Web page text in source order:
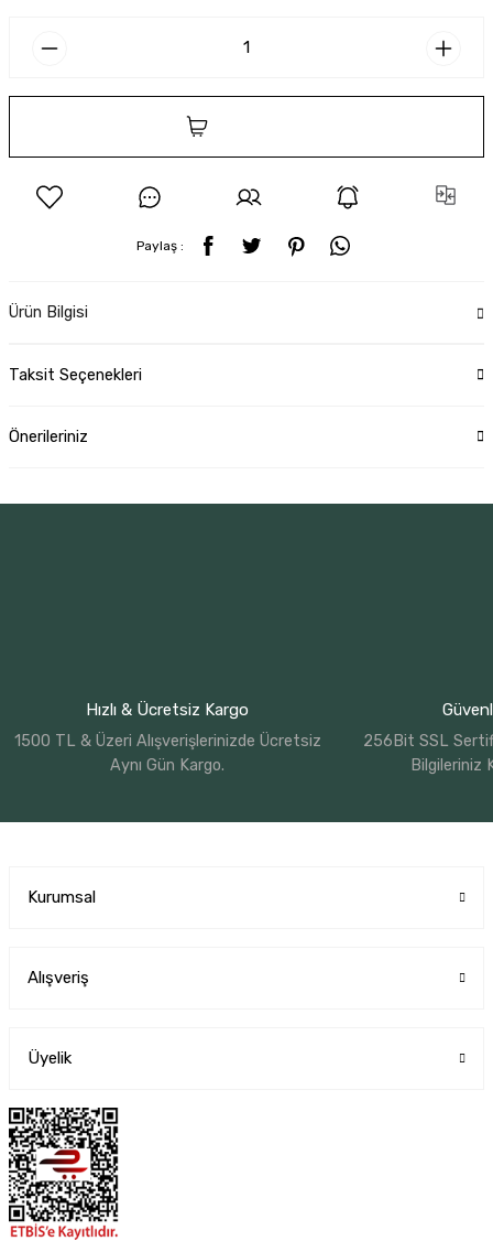
Paylaş :
Ürün Bilgisi
Taksit Seçenekleri
Önerileriniz
Hızlı & Ücretsiz Kargo
1500 TL & Üzeri Alışverişlerinizde Ücretsiz
Aynı Gün Kargo.
256Bit SSL
Bilgileriniz
Kurumsal
Alışveriş
Üyelik